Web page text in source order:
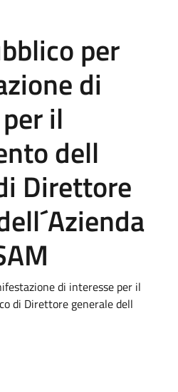
per
di
il
dell
Direttore
di interesse per il
di Direttore generale dell